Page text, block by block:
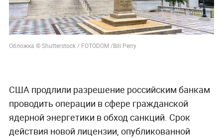
Обложка © Shutterstock / FOTODOM /Bill Perry
США продлили разрешение российским банкам
проводить операции в сфере гражданской
ядерной энергетики в обход санкций. Срок
действия новой лицензии, опубликованной